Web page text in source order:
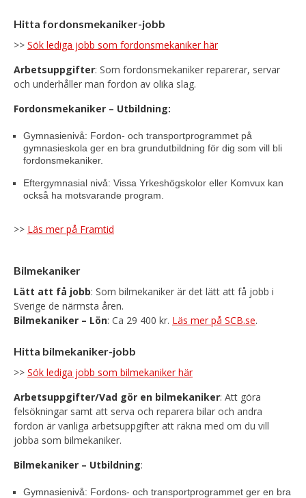
Hitta fordonsmekaniker-jobb
>> Sök lediga jobb som fordonsmekaniker här
Arbetsuppgifter: Som fordonsmekaniker reparerar, servar
och underhåller man fordon av olika slag.
Fordonsmekaniker – Utbildning:
Gymnasienivå: Fordon- och transportprogrammet på
gymnasieskola ger en bra grundutbildning för dig som vill bli
fordonsmekaniker.
Eftergymnasial nivå: Vissa Yrkeshögskolor eller Komvux kan
också ha motsvarande program.
>> Läs mer på Framtid
Bilmekaniker
Lätt att få jobb: Som bilmekaniker är det lätt att få jobb i
Sverige de närmsta åren.
Bilmekaniker – Lön: Ca 29 400 kr. Läs mer på SCB.se.
Hitta bilmekaniker-jobb
>> Sök lediga jobb som bilmekaniker här
Arbetsuppgifter/Vad gör en bilmekaniker: Att göra
felsökningar samt att serva och reparera bilar och andra
fordon är vanliga arbetsuppgifter att räkna med om du vill
jobba som bilmekaniker.
Bilmekaniker – Utbildning:
Gymnasienivå: Fordons- och transportprogrammet ger en bra